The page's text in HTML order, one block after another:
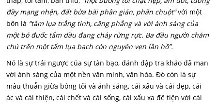
đầy mạng nhện, đất bừa bãi phân gián, phân chuột”với một
bôn là “tấm lụa trắng tinh, căng phẳng và với ánh sáng của
một bó đuốc tẩm dầu đang cháy rừng rực. Ba đầu người chăm
chú trên một tấm lụa bạch còn nguyên vẹn lần hồ”.
Nó là sự trái ngược của sự tàn bạo, đánh đập tra khảo đã man
với ánh sáng của một nền văn minh, văn hóa. Đó còn là sự
mâu thuẫn giữa bóng tối và ánh sáng, cái xấu và cái đẹp, cái
ác và cái thiện, cái chết và cái sống, cái xấu xa đê tiện với cái